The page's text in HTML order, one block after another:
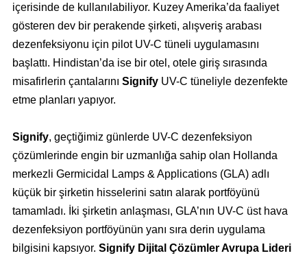
içerisinde de kullanılabiliyor. Kuzey Amerika’da faaliyet
gösteren dev bir perakende şirketi, alışveriş arabası
dezenfeksiyonu için pilot UV-C tüneli uygulamasını
başlattı. Hindistan’da ise bir otel, otele giriş sırasında
misafirlerin çantalarını Signify UV-C tüneliyle dezenfekte
etme planları yapıyor.
Signify, geçtiğimiz günlerde UV-C dezenfeksiyon
çözümlerinde engin bir uzmanlığa sahip olan Hollanda
merkezli Germicidal Lamps & Applications (GLA) adlı
küçük bir şirketin hisselerini satın alarak portföyünü
tamamladı. İki şirketin anlaşması, GLA’nın UV-C üst hava
dezenfeksiyon portföyünün yanı sıra derin uygulama
bilgisini kapsıyor. Signify Dijital Çözümler Avrupa Lideri